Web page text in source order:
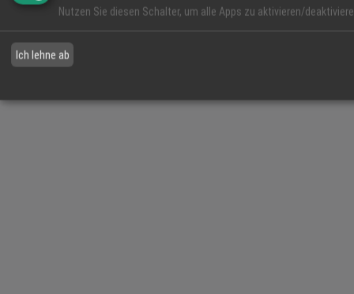
Nutzen Sie diesen Schalter, um alle Apps zu aktivieren/
Ich lehne ab